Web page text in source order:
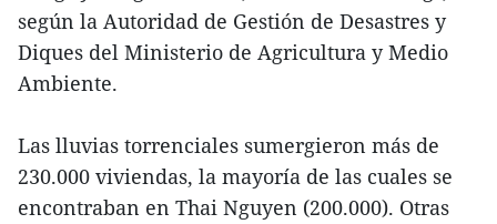
según la Autoridad de Gestión de Desastres y
Diques del Ministerio de Agricultura y Medio
Ambiente.
Las lluvias torrenciales sumergieron más de
230.000 viviendas, la mayoría de las cuales se
encontraban en Thai Nguyen (200.000). Otras